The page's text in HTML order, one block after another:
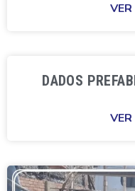
DADOS